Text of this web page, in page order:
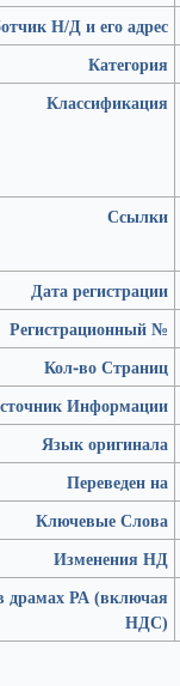
Н/Д и его адрес
Категория
Классификация
Ссылки
Дата регистрации
Регистрационный №
Кол-во Страниц
Информации
Язык оригинала
Переведен на
Ключевые Слова
Изменения НД
драмах РА (включая
НДС)